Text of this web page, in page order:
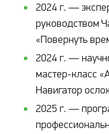
2024 г. —
руководством
«Повернуть
2024 г. —
мастер-класс
Навигатор
2025 г. —